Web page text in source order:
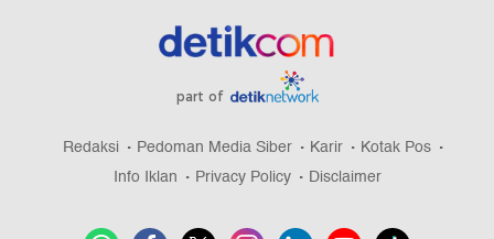
part of
Redaksi Pedoman Media Siber Karir
Kotak Pos
Info Iklan
Privacy Policy Disclaimer